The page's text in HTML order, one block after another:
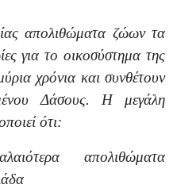
απολιθώματα ζώων τα
για το οικοσύστημα της
χρόνια και συνθέτουν
Δάσους. Η μεγάλη
ότι:
απολιθώματα